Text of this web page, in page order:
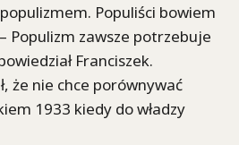
Populiści bowiem
Populizm zawsze potrzebuje
Franciszek.
że nie chce porównywać
1933 kiedy do władzy